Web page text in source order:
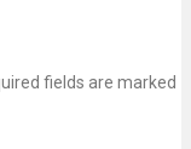
fields are marked